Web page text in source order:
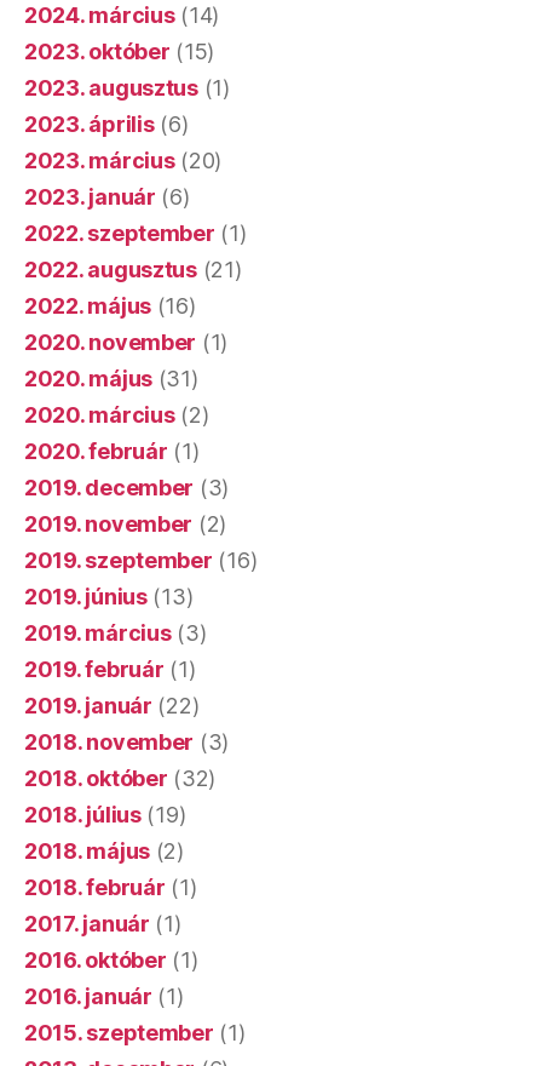
2024. március(14)
2023. október (15)
2023. augusztus(1)
2023. április(6)
2023. március(20)
2023. január (6)
2022. szeptember (1)
2022. augusztus(21)
2022. május (16)
2020. november (1)
2020. május (31)
2020. március(2)
2020. február (1)
2019. december (3)
2019. november (2)
2019. szeptember (16)
2019. június(13)
2019. március(3)
2019. február (1)
2019. január (22)
2018. november (3)
2018. október (32)
2018. július(19)
2018. május (2)
2018. február (1)
2017. január (1)
2016. október (1)
2016. január (1)
2015. szeptember (1)